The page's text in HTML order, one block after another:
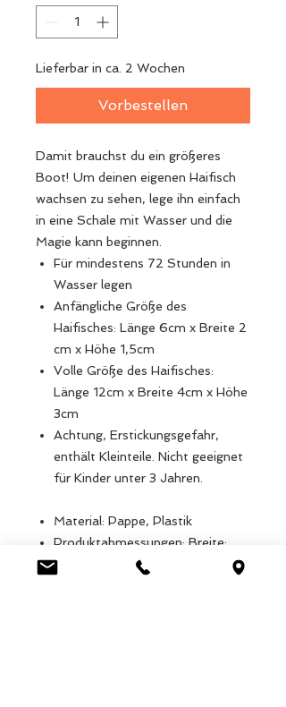
Lieferbar in ca. 2 Wochen
Vorbestellen
Damit brauchst du ein größeres
Boot! Um deinen eigenen Haifisch
wachsen zu sehen, lege ihn einfach
in eine Schale mit Wasser und die
Magie kann beginnen.
Für mindestens 72 Stunden in
Wasser legen
Anfängliche Größe des
Haifisches: Länge 6cm x Breite 2
cm x Höhe 1,5cm
Volle Größe des Haifisches:
Länge 12cm x Breite 4cm x Höhe
3cm
Achtung, Erstickungsgefahr,
enthält Kleinteile. Nicht geeignet
für Kinder unter 3 Jahren.
Material: Pappe, Plastik
Produktabmessungen: Breite:
60cm, Länge: 20cm, Höhe: